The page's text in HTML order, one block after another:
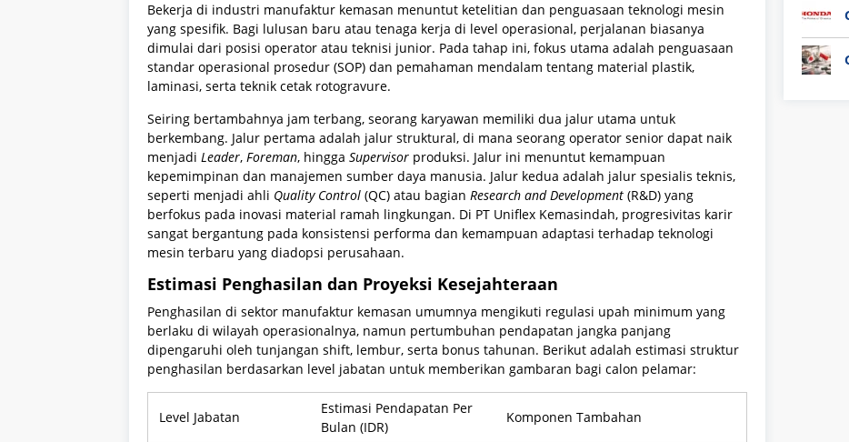
Bekerja di industri manufaktur kemasan menuntut ketelitian dan penguasaan teknologi mesin
yang spesifik. Bagi lulusan baru atau tenaga kerja di level operasional, perjalanan biasanya
dimulai dari posisi operator atau teknisi junior. Pada tahap ini, fokus utama adalah penguasaan
standar operasional prosedur (SOP) dan pemahaman mendalam tentang material plastik,
laminasi, serta teknik cetak rotogravure.
Seiring bertambahnya jam terbang, seorang karyawan memiliki dua jalur utama untuk
berkembang. Jalur pertama adalah jalur struktural, di mana seorang operator senior dapat naik
menjadi Leader, Foreman, hingga Supervisor produksi. Jalur ini menuntut kemampuan
kepemimpinan dan manajemen sumber daya manusia. Jalur kedua adalah jalur spesialis teknis,
seperti menjadi ahli Quality Control (QC) atau bagian Research and Development (R&D) yang
berfokus pada inovasi material ramah lingkungan. Di PT Uniflex Kemasindah, progresivitas karir
sangat bergantung pada konsistensi performa dan kemampuan adaptasi terhadap teknologi
mesin terbaru yang diadopsi perusahaan.
Estimasi Penghasilan dan Proyeksi Kesejahteraan
Penghasilan di sektor manufaktur kemasan umumnya mengikuti regulasi upah minimum yang
berlaku di wilayah operasionalnya, namun pertumbuhan pendapatan jangka panjang
dipengaruhi oleh tunjangan shift, lembur, serta bonus tahunan. Berikut adalah estimasi struktur
penghasilan berdasarkan level jabatan untuk memberikan gambaran bagi calon pelamar:
Level Jabatan
Estimasi Pendapatan Per
Bulan (IDR)
Komponen Tambahan